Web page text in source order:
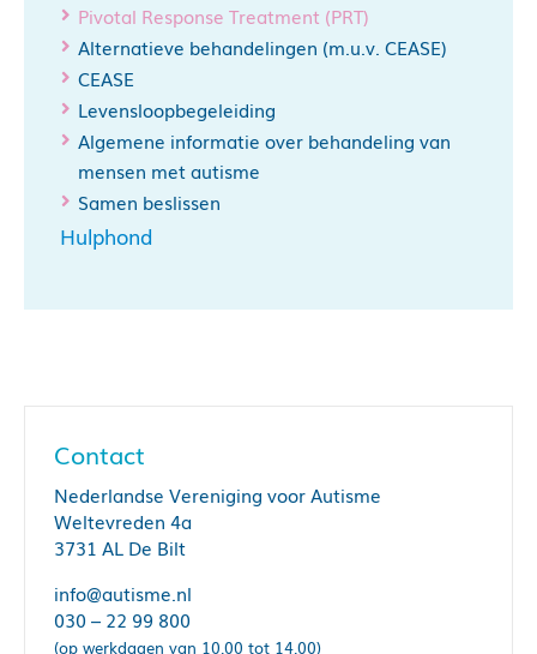
Pivotal Response Treatment (PRT)
Alternatieve behandelingen (m.u.v. CEASE)
CEASE
Levensloopbegeleiding
Algemene informatie over behandeling van
mensen met autisme
Samen beslissen
Hulphond
Contact
Nederlandse Vereniging voor Autisme
Weltevreden 4a
3731 AL De Bilt
info@autisme.nl
030 – 22 99 800
(op werkdagen van 10.00 tot 14.00)